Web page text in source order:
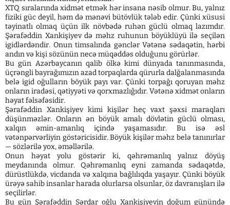
XTQ sıralarında xidmət etmək hər insana nəsib olmur. Bu, yalnız
fiziki güc deyil, həm də mənəvi bütövlük tələb edir. Çünki xüsusi
təyinatlı olmaq üçün ilk növbədə ruhən güclü olmaq lazımdır.
Şərafəddin Xankişiyev də məhz ruhunun böyüklüyü ilə seçilən
igidlərdəndir. Onun timsalında gənclər Vətənə sədaqətin, hərbi
andın və kişi sözünün necə müqəddəs olduğunu görürlər.
Bu gün Azərbaycanın qalib ölkə kimi dünyada tanınmasında,
üçrəngli bayrağımızın azad torpaqlarda qürurla dalğalanmasında
belə igid oğulların böyük payı var. Çünki torpağı qoruyan məhz
onların iradəsi, qətiyyəti və qorxmazlığıdır. Vətənə xidmət onların
həyat fəlsəfəsidir.
Şərafəddin Xankişiyev kimi kişilər heç vaxt şəxsi maraqları
düşünməzlər. Onların ən böyük amalı dövlətin güclü olması,
xalqın əmin-amanlıq içində yaşamasıdır. Bu isə əsl
vətənpərvərliyin göstəricisidir. Böyük kişilər məhz belə tanınırlar
— sözlərilə yox, əməllərilə.
Onun həyat yolu göstərir ki, qəhrəmanlıq yalnız döyüş
meydanında olmur. Qəhrəmanlıq eyni zamanda sədaqətdə,
dürüstlükdə, vicdanda və xalqına bağlılıqda yaşayır. Çünki böyük
ürəyə sahib insanlar harada olurlarsa olsunlar, öz davranışları ilə
seçilirlər.
Bu gün Şərafəddin Sərdar oğlu Xankişiyevin doğum günündə